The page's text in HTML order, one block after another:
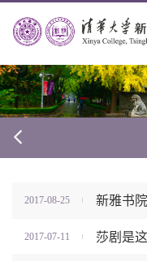
新雅书
2017-08-25
莎剧是
2017-07-11